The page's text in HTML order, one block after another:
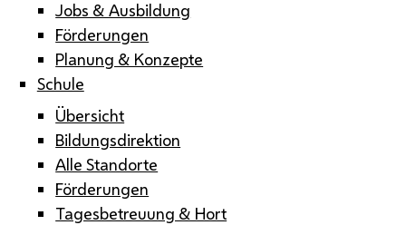
Jobs & Ausbildung
Förderungen
Planung & Konzepte
Schule
Übersicht
Bildungsdirektion
Alle Standorte
Förderungen
Tagesbetreuung & Hort